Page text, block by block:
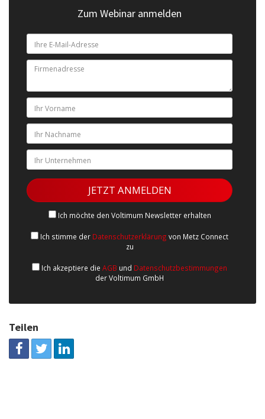
Zum Webinar anmelden
Ich möchte den Voltimum Newsletter erhalten
Ich stimme der Datenschutzerklärung von Metz Connect
zu
Ich akzeptiere die AGB und Datenschutzbestimmungen
der Voltimum GmbH
Teilen